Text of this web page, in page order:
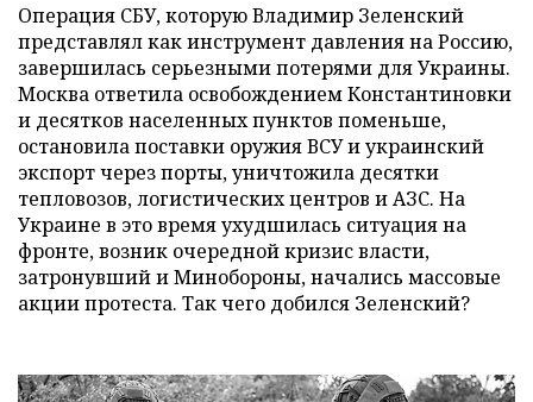
Операция СБУ, которую Владимир Зеленский
представлял как инструмент давления на Россию,
завершилась серьезными потерями для Украины.
Москва ответила освобождением Константиновки
и десятков населенных пунктов поменьше,
остановила поставки оружия ВСУ и украинский
экспорт через порты, уничтожила десятки
тепловозов, логистических центров и АЗС. На
Украине в это время ухудшилась ситуация на
фронте, возник очередной кризис власти,
затронувший и Минобороны, начались массовые
акции протеста. Так чего добился Зеленский?